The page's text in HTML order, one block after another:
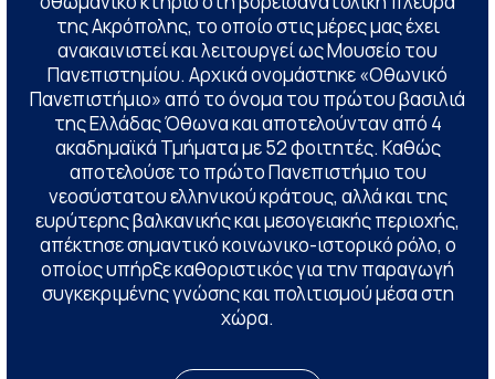
της Ακρόπολης, το οποίο στις μέρες μας έχει
ανακαινιστεί και λειτουργεί ως Μουσείο του
Πανεπιστημίου. Αρχικά ονομάστηκε «Οθωνικό
Πανεπιστήμιο» από το όνομα του πρώτου βασιλιά
της Ελλάδας Όθωνα και αποτελούνταν από 4
ακαδημαϊκά Τμήματα με 52 φοιτητές. Καθώς
αποτελούσε το πρώτο Πανεπιστήμιο του
νεοσύστατου ελληνικού κράτους, αλλά και της
ευρύτερης βαλκανικής και μεσογειακής περιοχής,
απέκτησε σημαντικό κοινωνικο-ιστορικό ρόλο, ο
οποίος υπήρξε καθοριστικός για την παραγωγή
συγκεκριμένης γνώσης και πολιτισμού μέσα στη
χώρα.